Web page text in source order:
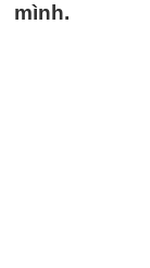
mình.